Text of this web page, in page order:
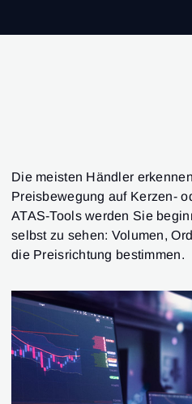
Die meisten Händler
Preisbewegung auf Kerzen-
ATAS-Tools werden Sie
selbst zu sehen: Volumen,
die Preisrichtung bestimmen.